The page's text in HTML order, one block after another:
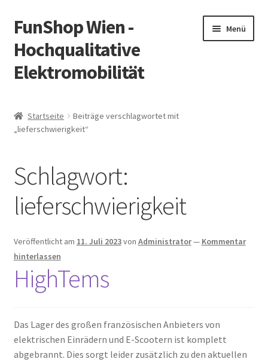
Zur
Navigation
springen
Zum
Inhalt
springen
FunShop Wien -
Hochqualitative
Elektromobilität
Menü
Informationen zur Rechtslage in Österreich
Über FunShop
Zum Onlineshop in der Web Version
Startseite
Beiträge verschlagwortet mit
„lieferschwierigkeit“
Schlagwort:
lieferschwierigkeit
Veröffentlicht am 11. Juli 2023von Administrator— Kommentar
hinterlassen
HighTems
Das Lager des großen französischen Anbieters von
elektrischen Einrädern und E-Scootern ist komplett
abgebrannt. Dies sorgt leider zusätzlich zu den aktuellen